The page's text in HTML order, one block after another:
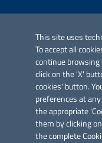
This site uses
To accept all
continue
click on the 'X'
cookies' button.
preferences at
the appropriate
them by clicking
the complete
Azione 2.3.
Link utili
Informativa privacy